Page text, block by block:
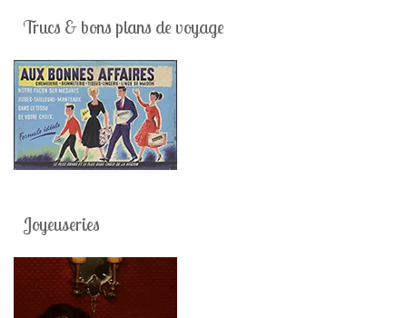
Trucs & bons plans de voyage
Joyeuseries